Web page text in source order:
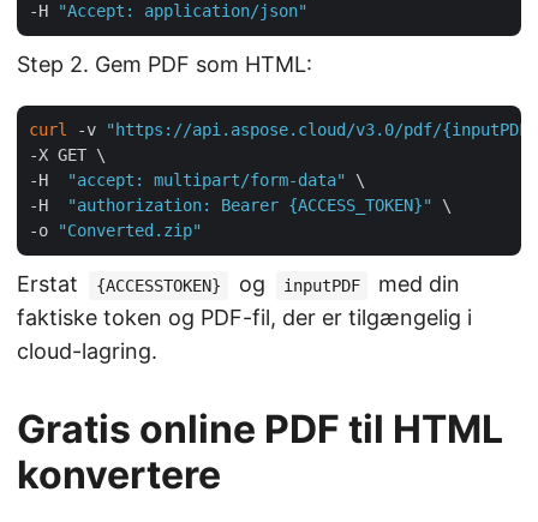
-H
"Accept: application/json"
Step 2. Gem PDF som HTML:
curl -v
"https://api.aspose.cloud/v3.0/pdf/{inputPDF}/
-X GET \
-H
"accept: multipart/form-data"
\
-H
"authorization: Bearer {ACCESS_TOKEN}"
\
-o
"Converted.zip"
Erstat {ACCESSTOKEN} og inputPDF
med din
faktiske token og PDF-fil, der er tilgængelig i
cloud-lagring.
Gratis online PDF til HTML
konvertere